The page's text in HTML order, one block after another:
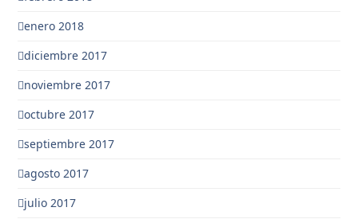
enero 2018
diciembre 2017
noviembre 2017
octubre 2017
septiembre 2017
agosto 2017
julio 2017